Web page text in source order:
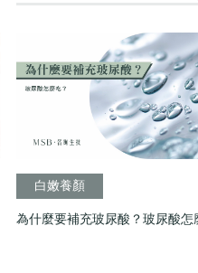
白嫩養顏
為什麼要補充玻尿酸？玻尿酸怎